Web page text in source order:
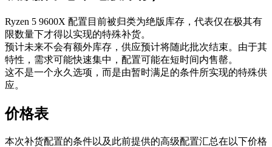
Ryzen 5 9600X 配置目前被归类为绝版库存，代表仅在极其有
限数量下才得以实现的特殊补货。
预计未来不会有额外库存，供应预计将随此批次结束。由于其
特性，需求可能快速集中，配置可能在短时间内售罄。
这不是一个永久选项，而是由暂时满足的条件所实现的特殊供
应。
价格表
本次补货配置的条件以及此前提供的高级配置汇总在以下价格